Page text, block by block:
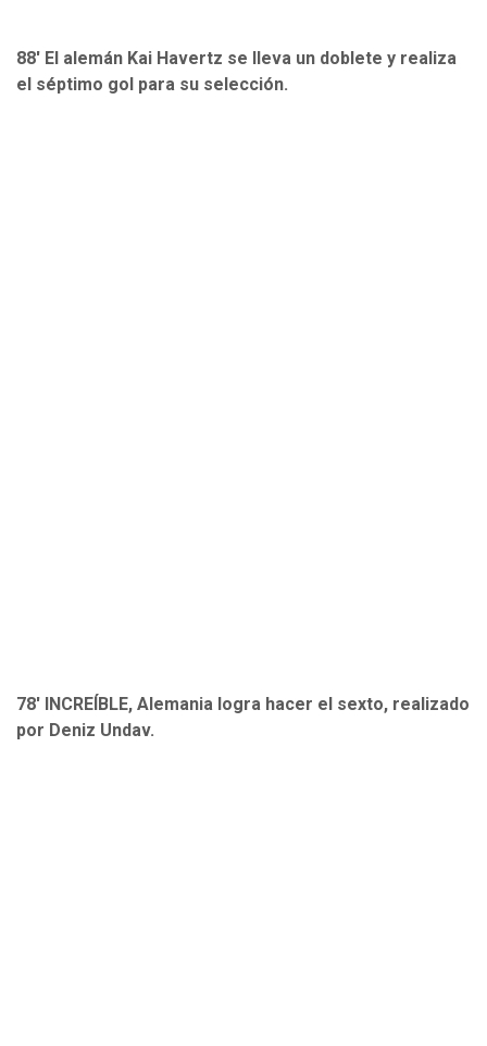
88' El alemán Kai Havertz se lleva un doblete y realiza
el séptimo gol para su selección.
78' INCREÍBLE, Alemania logra hacer el sexto, realizado
por Deniz Undav.